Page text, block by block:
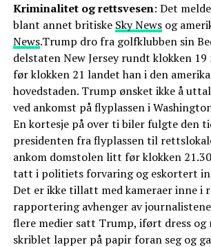
Kriminalitet og rettsvesen: Det
blant annet britiske Sky Newsog
News.Trump dro fra golfklubben sin
delstaten New Jersey rundt klokken 19
før klokken 21 landet han i den
hovedstaden. Trump ønsket ikke å
ved ankomst på flyplassen i
En kortesje på over ti biler fulgte den
presidenten fra flyplassen til
ankom domstolen litt før klokken
tatt i politiets forvaring og eskortert
Det er ikke tillatt med kameraer inne i
rapportering avhenger av
flere medier satt Trump, iført dress og
skriblet lapper på papir foran seg og